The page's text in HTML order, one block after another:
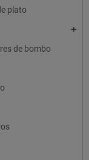
plato
de bombo